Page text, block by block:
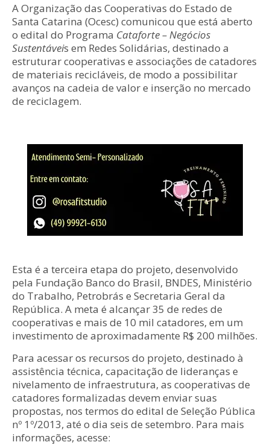
A Organização das Cooperativas do Estado de
Santa Catarina (Ocesc) comunicou que está aberto
o edital do Programa Cataforte – Negócios
Sustentáveis em Redes Solidárias, destinado a
estruturar cooperativas e associações de catadores
de materiais recicláveis, de modo a possibilitar
avanços na cadeia de valor e inserção no mercado
de reciclagem.
Esta é a terceira etapa do projeto, desenvolvido
pela Fundação Banco do Brasil, BNDES, Ministério
do Trabalho, Petrobrás e Secretaria Geral da
República. A meta é alcançar 35 de redes de
cooperativas e mais de 10 mil catadores, em um
investimento de aproximadamente R$ 200 milhões.
Para acessar os recursos do projeto, destinado à
assistência técnica, capacitação de lideranças e
nivelamento de infraestrutura, as cooperativas de
catadores formalizadas devem enviar suas
propostas, nos termos do edital de Seleção Pública
nº 1º/2013, até o dia seis de setembro. Para mais
informações, acesse: